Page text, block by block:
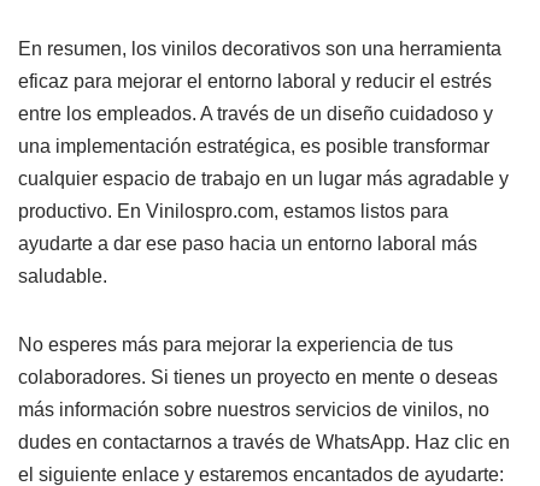
En resumen, los vinilos decorativos son una herramienta
eficaz para mejorar el entorno laboral y reducir el estrés
entre los empleados. A través de un diseño cuidadoso y
una implementación estratégica, es posible transformar
cualquier espacio de trabajo en un lugar más agradable y
productivo. En Vinilospro.com, estamos listos para
ayudarte a dar ese paso hacia un entorno laboral más
saludable.
No esperes más para mejorar la experiencia de tus
colaboradores. Si tienes un proyecto en mente o deseas
más información sobre nuestros servicios de vinilos, no
dudes en contactarnos a través de WhatsApp. Haz clic en
el siguiente enlace y estaremos encantados de ayudarte: